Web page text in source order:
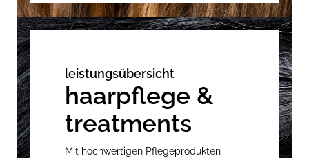
leistungsübersicht
haarpflege &
treatments
Mit hochwertigen Pflegeprodukten